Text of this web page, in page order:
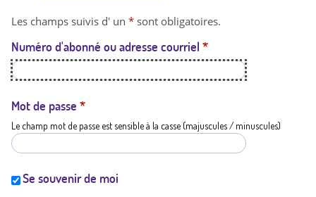
t
a
t
i
Les champs suivis d' un * sont obligatoires.
Numéro d'abonné ou adresse courriel *
Mot de passe *
Le champ mot de passe est sensible à la casse (majuscules / minuscules)
Se souvenir de moi